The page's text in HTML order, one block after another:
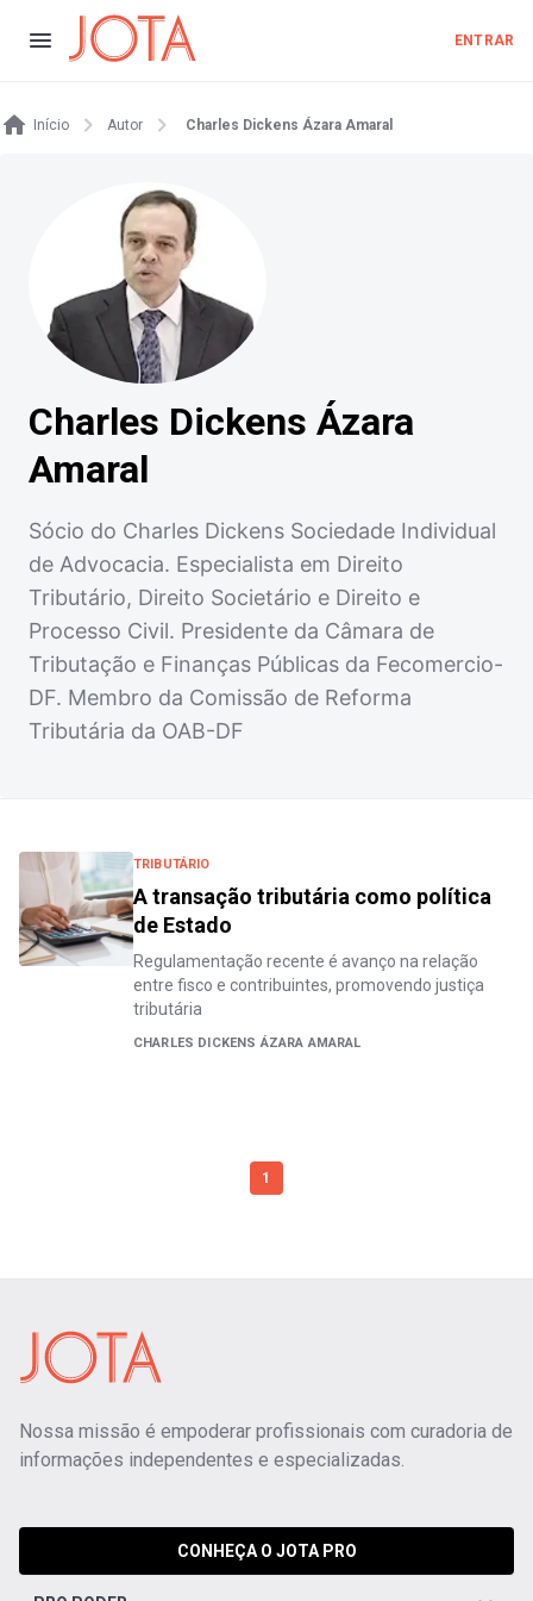
ENTRAR
Início Autor Charles Dickens Ázara Amaral
Charles Dickens Ázara
Amaral
Sócio do Charles Dickens Sociedade Individual
de Advocacia. Especialista em Direito
Tributário, Direito Societário e Direito e
Processo Civil. Presidente da Câmara de
Tributação e Finanças Públicas da Fecomercio-
DF. Membro da Comissão de Reforma
Tributária da OAB-DF
TRIBUTÁRIO
A transação tributária como política
de Estado
Regulamentação recente é avanço na relação
entre fisco e contribuintes, promovendo justiça
tributária
CHARLES DICKENS ÁZARA AMARAL
1
Nossa missão é empoderar profissionais com curadoria de
informações independentes e especializadas.
CONHEÇA O JOTA PRO